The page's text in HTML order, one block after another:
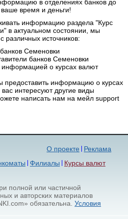
в отделениях банков до
ваше время и деньги!
информацию раздела "Курс
в актуальном состоянии, мы
источников:
Семеновки
банков Семеновки
информацией о курсах валют
предоставить информацию о курсах
интересуют другие виды
написать нам на мейл support
Реклама
О проекте
Филиалы
Курсы валют
полной или частичной
и авторских материалов
обязательна. Условия